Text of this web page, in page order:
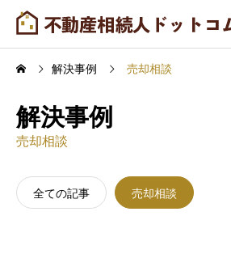
解決事例 売却相談
解決事例
売却相談
全ての記事 売却相談